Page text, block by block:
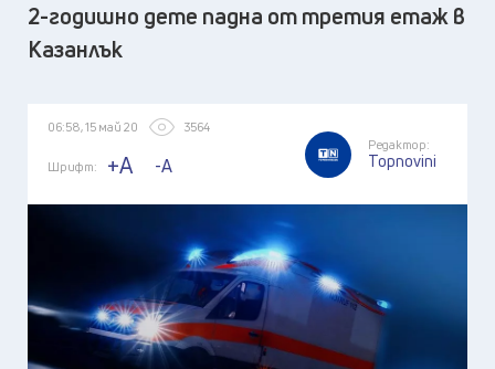
2-годишно дете падна от третия етаж в
Казанлък
06:58, 15 май 20 3564
Шрифт: +A -A
Редактор:
Topnovini